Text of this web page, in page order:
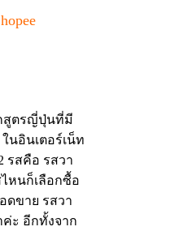
สูตรญี่ปุ่นที่มี
นอินเตอร์เน็ท
รสคือ รสวา
หนก็เลือกซื้อ
ดขาย รสวา
ะ อีกทั้งจาก